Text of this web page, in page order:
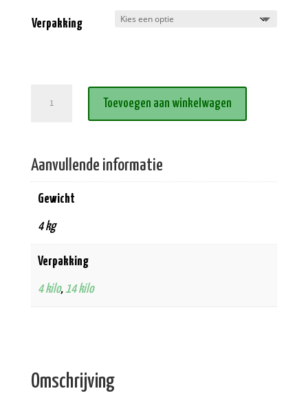
tot
Verpakking
Toevoegen aan winkelwagen
Aanvullende informatie
Gewicht
4 kg
Verpakking
4 kilo,14 kilo
Omschrijving